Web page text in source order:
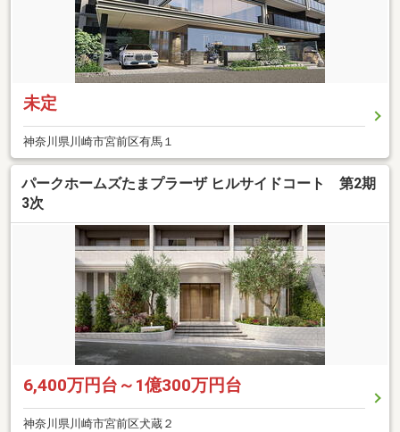
未定
神奈川県川崎市宮前区有馬１
パークホームズたまプラーザ ヒルサイドコート 第2期
3次
6,400万円台～1億300万円台
神奈川県川崎市宮前区犬蔵２